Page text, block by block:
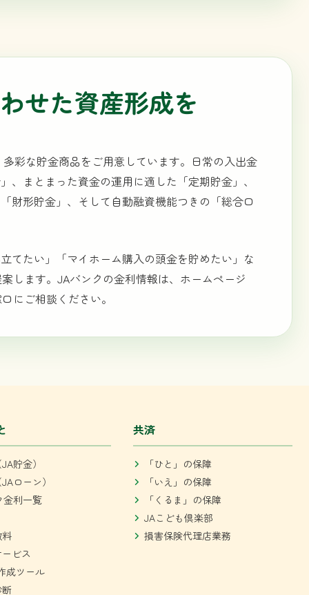
せた資産形成を
彩な貯金商品をご用意しています。日常の入出金
まとまった資金の運用に適した「定期貯金」、
財形貯金」、そして自動融資機能つきの「総合口
てたい」「マイホーム購入の頭金を貯めたい」な
します。JAバンクの金利情報は、ホームページ
にご相談ください。
貯金）
ローン）
金利一覧
ビス
成ツール
共済
「ひと」の保障
「いえ」の保障
「くるま」の保障
JAこども倶楽部
損害保険代理店業務